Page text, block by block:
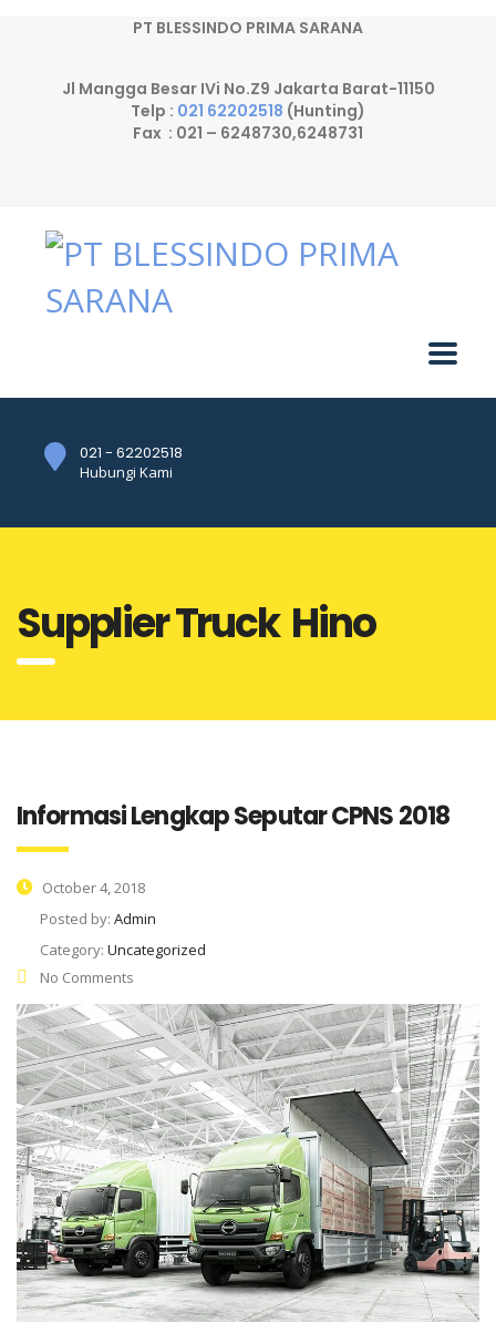
PT BLESSINDO PRIMA SARANA
Jl Mangga Besar IVi No.Z9 Jakarta Barat-11150
Telp : 021 62202518 (Hunting)
Fax : 021 – 6248730,6248731
021 - 62202518
Hubungi Kami
Supplier Truck Hino
Informasi Lengkap Seputar CPNS 2018
October 4, 2018
Posted by: Admin
Category: Uncategorized
No Comments